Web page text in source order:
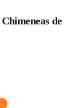
Chimeneas de